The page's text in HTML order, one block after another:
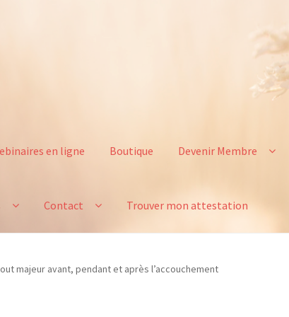
en ligne Boutique Devenir Membre
Contact Trouver mon attestation
majeur avant, pendant et après l’accouchement